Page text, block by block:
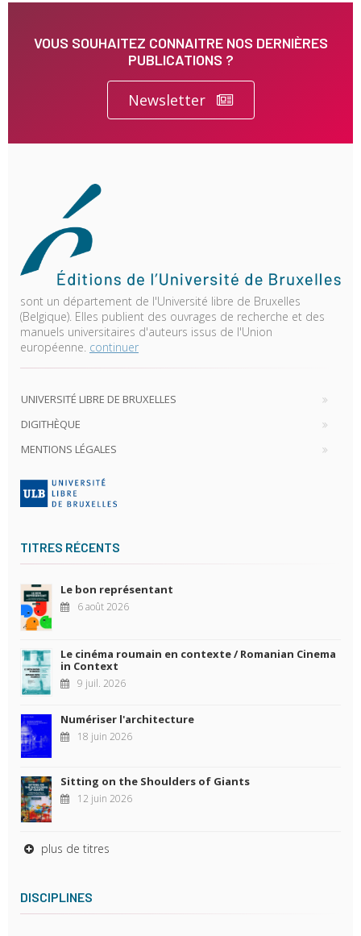
VOUS SOUHAITEZ CONNAITRE NOS DERNIÈRES
PUBLICATIONS ?
Newsletter
sont un département de l'Université libre de Bruxelles
(Belgique). Elles publient des ouvrages de recherche et des
manuels universitaires d'auteurs issus de l'Union
européenne. continuer
UNIVERSITÉ LIBRE DE BRUXELLES
DIGITHÈQUE
MENTIONS LÉGALES
TITRES RÉCENTS
Le bon représentant
6 août 2026
Le cinéma roumain en contexte / Romanian Cinema
in Context
9 juil. 2026
Numériser l'architecture
18 juin 2026
Sitting on the Shoulders of Giants
12 juin 2026
plus de titres
DISCIPLINES